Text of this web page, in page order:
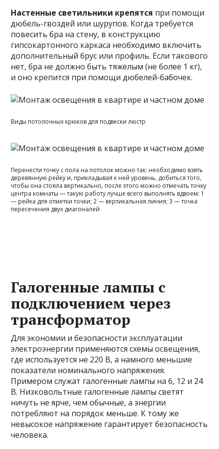
Настенные светильники крепятся при помощи
дюбель-гвоздей или шурупов. Когда требуется
повесить бра на стену, в конструкцию
гипсокартонного каркаса необходимо включить
дополнительный брус или профиль. Если такового
нет, бра не должно быть тяжелым (не более 1 кг),
и оно крепится при помощи дюбелей-бабочек.
Виды потолочных крюков для подвески люстр
Перенести точку с пола на потолок можно так: необходимо взять
деревянную рейку и, прикладывая к ней уровень, добиться того,
чтобы она стояла вертикально, после этого можно отмечать точку
центра комнаты — такую работу лучше всего выполнять вдвоем: 1
— рейка для отметки точки; 2 — вертикальная линия; 3 — точка
пересечения двух диагоналей
Галогенные лампы с
подключением через
трансформатор
Для экономии и безопасности эксплуатации
электроэнергии применяются схемы освещения,
где используется не 220 В, а намного меньшие
показатели номинального напряжения.
Примером служат галогенные лампы на 6, 12 и 24
В. Низковольтные галогенные лампы светят
ничуть не ярче, чем обычные, а энергии
потребляют на порядок меньше. К тому же
невысокое напряжение гарантирует безопасность
человека.